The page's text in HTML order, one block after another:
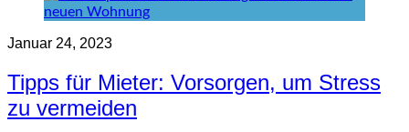
Januar 24, 2023
Tipps für Mieter: Vorsorgen, um Stress
zu vermeiden